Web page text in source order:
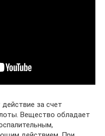
за счет
Вещество обладает